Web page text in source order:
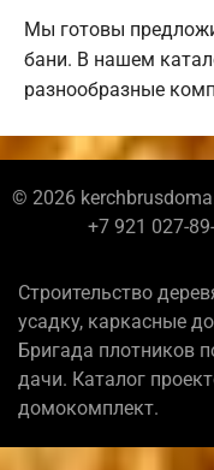
Мы готовы
бани. В нашем
разнообразные
© 2026
+7 921 027-
Строительство
усадку, каркасные
Бригада плотников
дачи. Каталог
домокомплект.